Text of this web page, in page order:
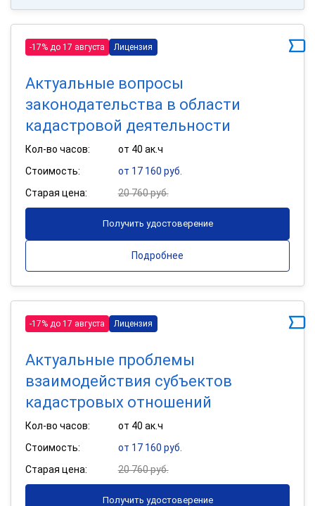
-17% до 17 августа Лицензия
Актуальные вопросы
законодательства в области
кадастровой деятельности
Кол-во часов:
от 40 ак.ч
Стоимость:
от 17 160 руб.
Старая цена:
20 760 руб.
Получить удостоверение
Подробнее
-17% до 17 августа Лицензия
Актуальные проблемы
взаимодействия субъектов
кадастровых отношений
Кол-во часов:
от 40 ак.ч
Стоимость:
от 17 160 руб.
Старая цена:
20 760 руб.
Получить удостоверение